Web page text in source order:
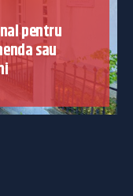
pentru
sau